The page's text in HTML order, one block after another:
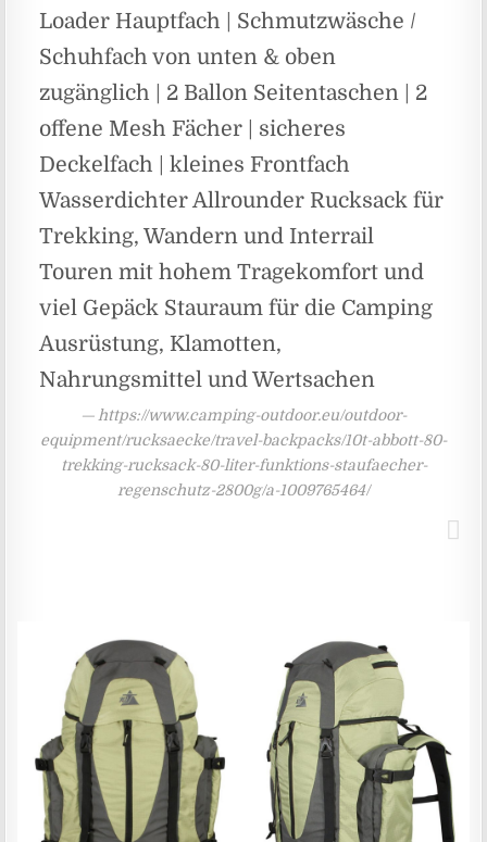
Loader Hauptfach | Schmutzwäsche /
Schuhfach von unten & oben
zugänglich | 2 Ballon Seitentaschen | 2
offene Mesh Fächer | sicheres
Deckelfach | kleines Frontfach
Wasserdichter Allrounder Rucksack für
Trekking, Wandern und Interrail
Touren mit hohem Tragekomfort und
viel Gepäck Stauraum für die Camping
Ausrüstung, Klamotten,
Nahrungsmittel und Wertsachen
https://www.camping-outdoor.eu/outdoor-
equipment/rucksaecke/travel-backpacks/10t-abbott-80-
trekking-rucksack-80-liter-funktions-staufaecher-
regenschutz-2800g/a-1009765464/